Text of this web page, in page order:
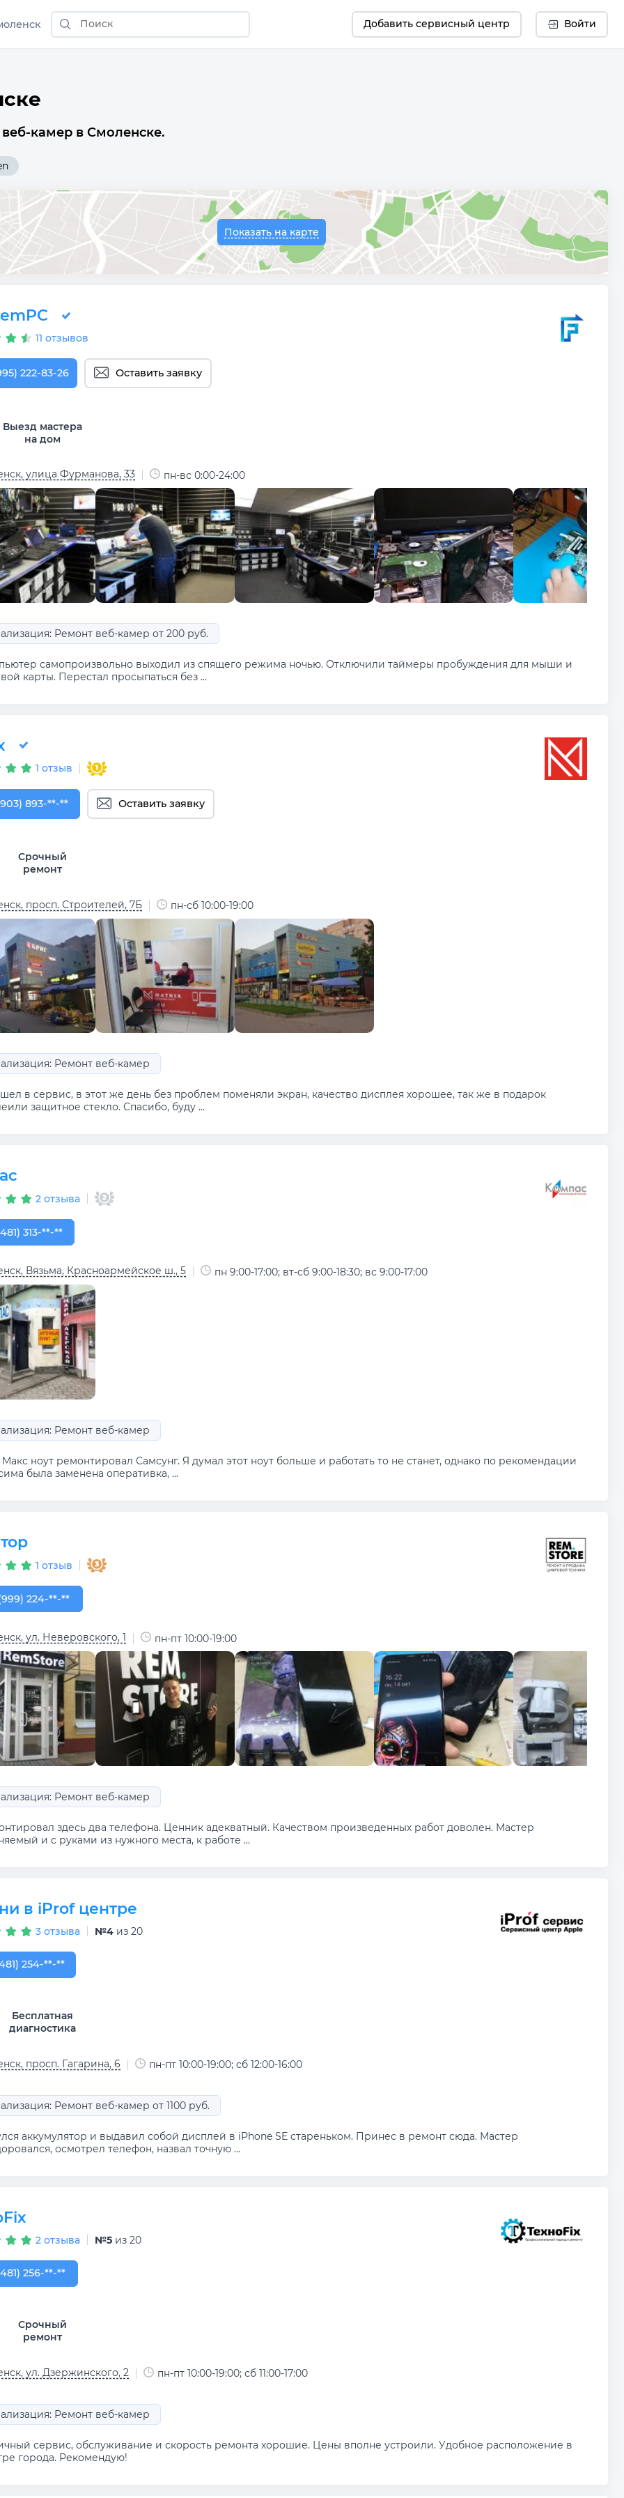
Добавить сервисный центр Войти
камер в Смоленске.
Показать на карте
11 отзывов
222-83-26 Оставить заявку
Выезд мастера
на дом
улица Фурманова, 33 пн-вс 0:00-24:00
Ремонт веб-камер от 200 руб.
самопроизвольно выходил из спящего режима ночью. Отключили таймеры пробуждения для мыши и
карты. Перестал просыпаться без ...
1 отзыв
893-87-88
893-**-** Оставить заявку
Срочный
ремонт
просп. Строителей, 7Б пн-сб 10:00-19:00
Ремонт веб-камер
в сервис, в этот же день без проблем поменяли экран, качество дисплея хорошее, так же в подарок
защитное стекло. Спасибо, буду ...
2 отзыва
313-60-55
313-**-**
Вязьма, Красноармейское ш., 5 пн 9:00-17:00; вт-сб 9:00-18:30; вс 9:00-17:00
Ремонт веб-камер
ноут ремонтировал Самсунг. Я думал этот ноут больше и работать то не станет, однако по рекомендации
была заменена оперативка, ...
1 отзыв
224-80-04
224-**-**
ул. Неверовского, 1 пн-пт 10:00-19:00
Ремонт веб-камер
здесь два телефона. Ценник адекватный. Качеством произведенных работ доволен. Мастер
и с руками из нужного места, к работе ...
в iProf центре
3 отзыва №4 из 20
254-32-55
254-**-**
Бесплатная
диагностика
просп. Гагарина, 6 пн-пт 10:00-19:00; сб 12:00-16:00
Ремонт веб-камер от 1100 руб.
аккумулятор и выдавил собой дисплей в iPhone SE стареньком. Принес в ремонт сюда. Мастер
осмотрел телефон, назвал точную ...
2 отзыва №5 из 20
256-89-79
256-**-**
Срочный
ремонт
ул. Дзержинского, 2 пн-пт 10:00-19:00; сб 11:00-17:00
Ремонт веб-камер
сервис, обслуживание и скорость ремонта хорошие. Цены вполне устроили. Удобное расположение в
города. Рекомендую!